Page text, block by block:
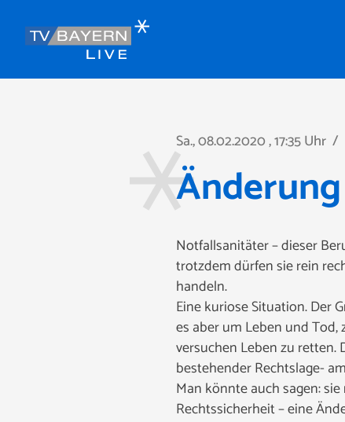
Sa., 08.02.2020, 17:35 Uhr /
Notfallsanitäter – dieser
trotzdem dürfen sie rein
handeln.
Eine kuriose Situation. Der
es aber um Leben und
versuchen Leben zu retten.
bestehender Rechtslage-
Man könnte auch sagen:
Rechtssicherheit – eine